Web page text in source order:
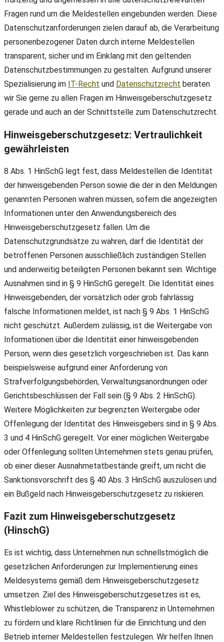
Fragen rund um die Meldestellen eingebunden werden. Diese
Datenschutzanforderungen zielen darauf ab, die Verarbeitung
personenbezogener Daten durch interne Meldestellen
transparent, sicher und im Einklang mit den geltenden
Datenschutzbestimmungen zu gestalten. Aufgrund unserer
Spezialisierung im IT-Recht und Datenschutzrecht beraten
wir Sie gerne zu allen Fragen im Hinweisgeberschutzgesetz
gerade und auch an der Schnittstelle zum Datenschutzrecht.
Hinweisgeberschutzgesetz: Vertraulichkeit
gewährleisten
8 Abs. 1 HinSchG legt fest, dass Meldestellen die Identität
der hinweisgebenden Person sowie die der in den Meldungen
genannten Personen wahren müssen, sofern die angezeigten
Informationen unter den Anwendungsbereich des
Hinweisgeberschutzgesetz fallen. Um die
Datenschutzgrundsätze zu wahren, darf die Identität der
betroffenen Personen ausschließlich zuständigen Stellen
und anderweitig beteiligten Personen bekannt sein. Wichtige
Ausnahmen sind in § 9 HinSchG geregelt. Die Identität eines
Hinweisgebenden, der vorsätzlich oder grob fahrlässig
falsche Informationen meldet, ist nach § 9 Abs. 1 HinSchG
nicht geschützt. Außerdem zulässig, ist die Weitergabe von
Informationen über die Identität einer hinweisgebenden
Person, wenn dies gesetzlich vorgeschrieben ist. Das kann
beispielsweise aufgrund einer Anforderung von
Strafverfolgungsbehörden, Verwaltungsanordnungen oder
Gerichtsbeschlüssen der Fall sein (§ 9 Abs. 2 HinSchG).
Weitere Möglichkeiten zur begrenzten Weitergabe oder
Offenlegung der Identität des Hinweisgebers sind in § 9 Abs.
3 und 4 HinSchG geregelt. Vor einer möglichen Weitergabe
oder Offenlegung sollten Unternehmen stets genau prüfen,
ob einer dieser Ausnahmetatbestände greift, um nicht die
Sanktionsvorschrift des § 40 Abs. 3 HinSchG auszulösen und
ein Bußgeld nach Hinweisgeberschutzgesetz zu riskieren.
Fazit zum Hinweisgeberschutzgesetz
(HinschG)
Es ist wichtig, dass Unternehmen nun schnellstmöglich die
gesetzlichen Anforderungen zur Implementierung eines
Meldesystems gemäß dem Hinweisgeberschutzgesetz
umsetzen. Ziel des Hinweisgeberschutzgesetzes ist es,
Whistleblower zu schützen, die Transparenz in Unternehmen
zu fördern und klare Richtlinien für die Einrichtung und den
Betrieb interner Meldestellen festzulegen. Wir helfen Ihnen